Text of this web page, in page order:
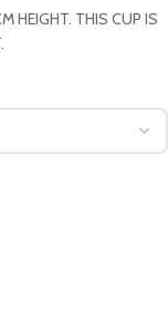
HEIGHT. THIS CUP IS